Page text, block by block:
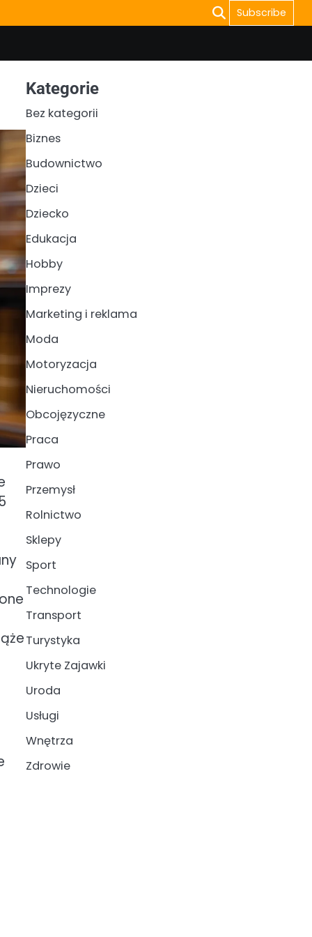
Subscribe
Kategorie
Bez kategorii
Biznes
Budownictwo
Dzieci
Dziecko
Edukacja
Hobby
Imprezy
Marketing i reklama
Moda
Motoryzacja
Nieruchomości
Obcojęzyczne
Praca
Prawo
Przemysł
Rolnictwo
Sklepy
Sport
Technologie
Transport
Turystyka
Ukryte Zajawki
Uroda
Usługi
Wnętrza
Zdrowie